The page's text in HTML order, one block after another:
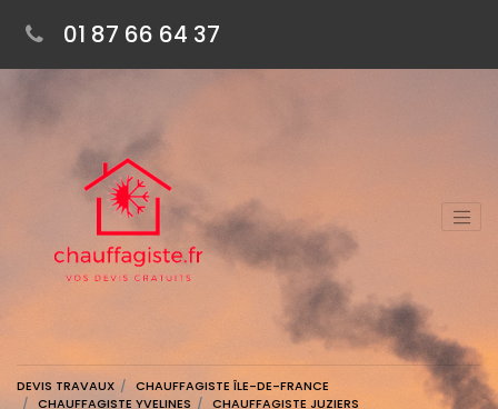
01 87 66 64 37
DEVIS TRAVAUX
CHAUFFAGISTE ÎLE-DE-FRANCE
CHAUFFAGISTE YVELINES
CHAUFFAGISTE JUZIERS